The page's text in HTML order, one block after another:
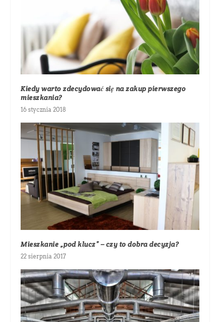
Kiedy warto zdecydować się na zakup pierwszego
mieszkania?
16 stycznia 2018
Mieszkanie „pod klucz” – czy to dobra decyzja?
22 sierpnia 2017